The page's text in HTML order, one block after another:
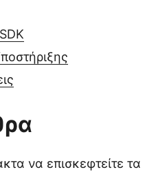
να επισκεφτείτε τα